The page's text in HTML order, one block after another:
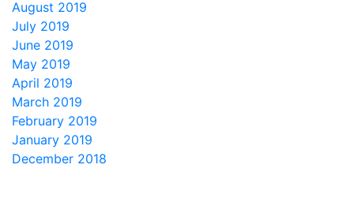
August 2019
July 2019
June 2019
May 2019
April 2019
March 2019
February 2019
January 2019
December 2018